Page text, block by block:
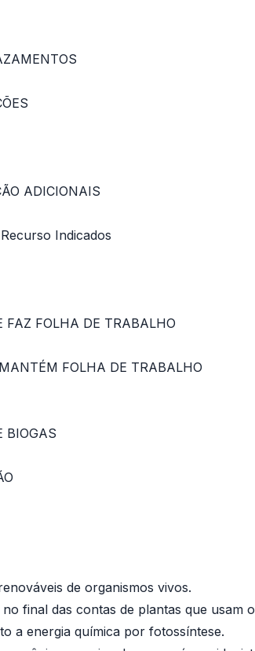
ADICIONAIS
Indicados
FAZ FOLHA DE TRABALHO
FOLHA DE TRABALHO
BIOGAS
de organismos vivos.
final das contas de plantas que usam o
a energia química por fotossíntese.